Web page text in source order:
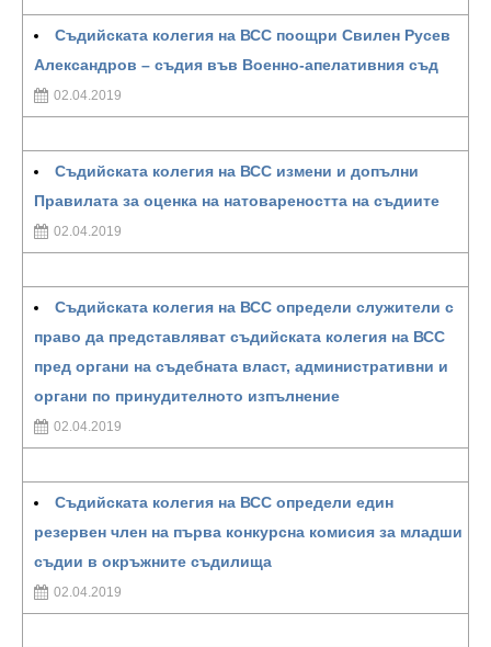
Съдийската колегия на ВСС поощри Свилен Русев
Александров – съдия във Военно-апелативния съд
02.04.2019
Съдийската колегия на ВСС измени и допълни
Правилата за оценка на натовареността на съдиите
02.04.2019
Съдийската колегия на ВСС определи служители с
право да представляват съдийската колегия на ВСС
пред органи на съдебната власт, административни и
органи по принудителното изпълнение
02.04.2019
Съдийската колегия на ВСС определи един
резервен член на първа конкурсна комисия за младши
съдии в окръжните съдилища
02.04.2019